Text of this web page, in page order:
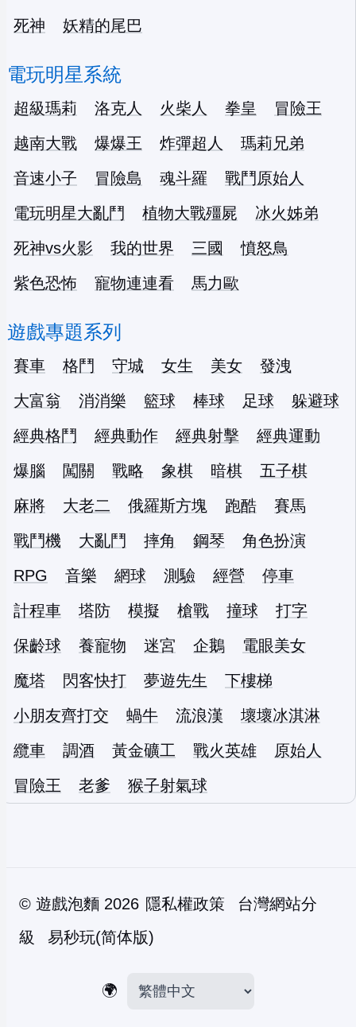
死神
妖精的尾巴
電玩明星系統
超級瑪莉 洛克人 火柴人 拳皇
冒險王
越南大戰
爆爆王 炸彈超人
瑪莉兄弟
音速小子
冒險島 魂斗羅
戰鬥原始人
電玩明星大亂鬥
植物大戰殭屍
冰火姊弟
死神vs火影
我的世界 三國
憤怒鳥
紫色恐怖
寵物連連看 馬力歐
遊戲專題系列
賽車 格鬥 守城 女生 美女
發洩
大富翁
消消樂 籃球 棒球 足球
躲避球
經典格鬥
經典動作 經典射擊
經典運動
爆腦
闖關 戰略 象棋 暗棋
五子棋
麻將
大老二 俄羅斯方塊 跑酷
賽馬
戰鬥機
大亂鬥 摔角 鋼琴
角色扮演
RPG
音樂 網球 測驗 經營
停車
計程車
塔防 模擬 槍戰 撞球
打字
保齡球
養寵物 迷宮 企鵝
電眼美女
魔塔
閃客快打 夢遊先生
下樓梯
小朋友齊打交
蝸牛 流浪漢
壞壞冰淇淋
纜車
調酒 黃金礦工 戰火英雄
原始人
冒險王
老爹 猴子射氣球
© 遊戲泡麵 2026 隱私權政策
台灣網站分
級
易秒玩(简体版)
🌍